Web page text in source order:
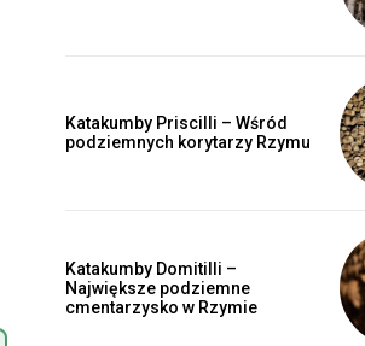
Katakumby Priscilli – Wśród
podziemnych korytarzy Rzymu
Katakumby Domitilli –
Największe podziemne
cmentarzysko w Rzymie